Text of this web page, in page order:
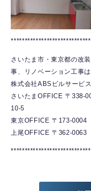
さいたま市・東京都の改
事、リノベーション工事
株式会社ABSビルサービス
さいたまOFFICE 〒338-
10-5
東京OFFICE 〒173-
上尾OFFICE 〒362-